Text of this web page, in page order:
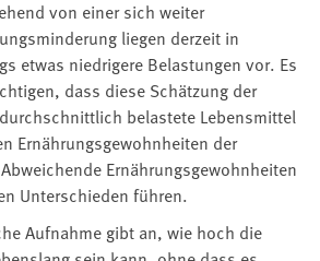
von einer sich weiter
liegen derzeit in
etwas niedrigere Belastungen vor. Es
dass diese Schätzung der
belastete Lebensmittel
Ernährungsgewohnheiten der
Ernährungsgewohnheiten
Unterschieden führen.
Aufnahme gibt an, wie hoch die